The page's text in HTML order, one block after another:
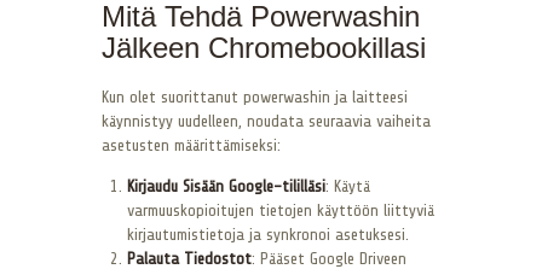
Mitä Tehdä Powerwashin
Jälkeen Chromebookillasi
Kun olet suorittanut powerwashin ja laitteesi
käynnistyy uudelleen, noudata seuraavia vaiheita
asetusten määrittämiseksi:
Kirjaudu Sisään Google-tililläsi: Käytä
varmuuskopioitujen tietojen käyttöön liittyviä
kirjautumistietoja ja synkronoi asetuksesi.
Palauta Tiedostot: Pääset Google Driveen